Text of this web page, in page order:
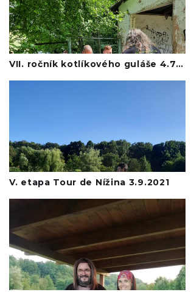
VII. ročník kotlíkového guláše 4.7.2021
V. etapa Tour de Nížina 3.9.2021